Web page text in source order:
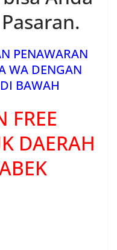
PENAWARAN
WA DENGAN
BAWAH
FREE
DAERAH